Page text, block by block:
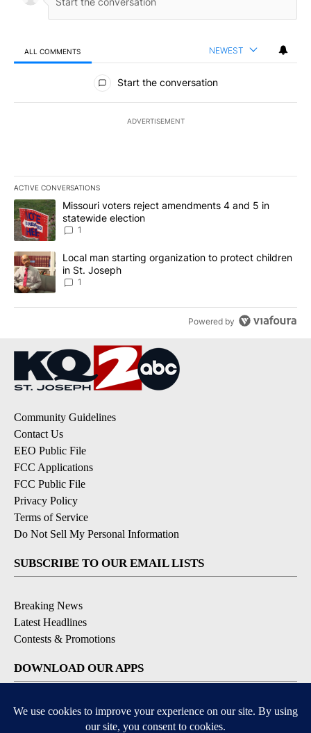
ALL COMMENTS NEWEST
All Comments
Start the conversation
ADVERTISEMENT
ACTIVE CONVERSATIONS
The following is a list of the most commented articles in the last
A trending article titled "Missouri voters reject amendments 4
Missouri voters reject amendments 4 and 5 in
statewide election
1
A trending article titled "Local man starting organization to
Local man starting organization to protect children
in St. Joseph
1
Powered by
Community Guidelines
Contact Us
EEO Public File
FCC Applications
FCC Public File
Privacy Policy
Terms of Service
Do Not Sell My Personal Information
SUBSCRIBE TO OUR EMAIL LISTS
Breaking News
Latest Headlines
Contests & Promotions
DOWNLOAD OUR APPS
Available for iOS and Android